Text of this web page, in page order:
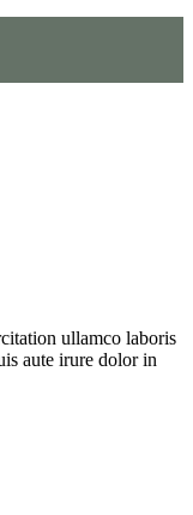
ullamco laboris
aute irure dolor in